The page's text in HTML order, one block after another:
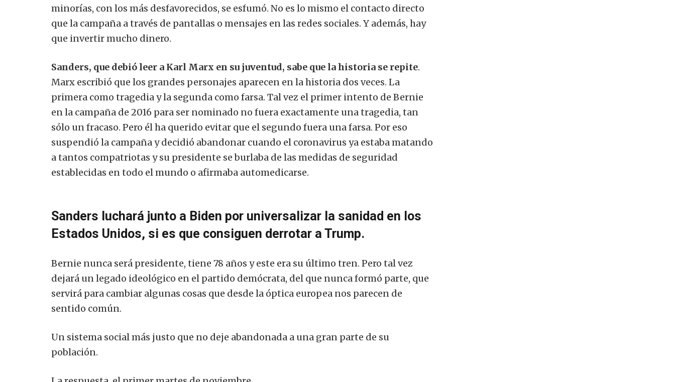
minorías, con los más desfavorecidos, se esfumó. No es lo mismo el contacto directo
que la campaña a través de pantallas o mensajes en las redes sociales. Y además, hay
que invertir mucho dinero.
Sanders, que debió leer a Karl Marx en su juventud, sabe que la historia se repite.
Marx escribió que los grandes personajes aparecen en la historia dos veces. La
primera como tragedia y la segunda como farsa. Tal vez el primer intento de Bernie
en la campaña de 2016 para ser nominado no fuera exactamente una tragedia, tan
sólo un fracaso. Pero él ha querido evitar que el segundo fuera una farsa. Por eso
suspendió la campaña y decidió abandonar cuando el coronavirus ya estaba matando
a tantos compatriotas y su presidente se burlaba de las medidas de seguridad
establecidas en todo el mundo o afirmaba automedicarse.
Sanders luchará junto a Biden por universalizar la sanidad en los
Estados Unidos, si es que consiguen derrotar a Trump.
Bernie nunca será presidente, tiene 78 años y este era su último tren. Pero tal vez
dejará un legado ideológico en el partido demócrata, del que nunca formó parte, que
servirá para cambiar algunas cosas que desde la óptica europea nos parecen de
sentido común.
Un sistema social más justo que no deje abandonada a una gran parte de su
población.